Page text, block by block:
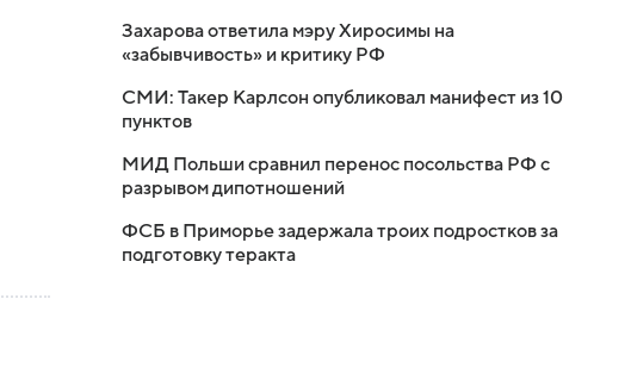
Захарова ответила мэру Хиросимы на
«забывчивость» и критику РФ
СМИ: Такер Карлсон опубликовал манифест из 10
пунктов
МИД Польши сравнил перенос посольства РФ с
разрывом дипотношений
ФСБ в Приморье задержала троих подростков за
подготовку теракта